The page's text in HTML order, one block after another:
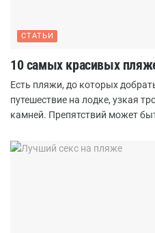
СТАТЬИ
10 самых красивых
Есть пляжи, до которых
путешествие на лодке, узкая
камней. Препятствий может